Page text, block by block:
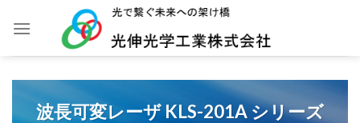
波長可変レーザ KLS-201A シリーズ